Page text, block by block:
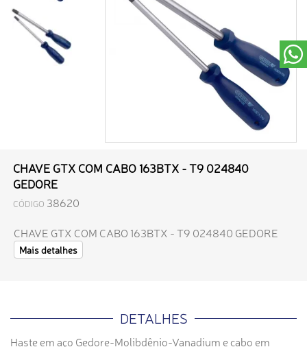
CHAVE GTX COM CABO 163BTX - T9 024840
GEDORE
CÓDIGO 38620
CHAVE GTX COM CABO 163BTX - T9 024840 GEDORE
Mais detalhes
DETALHES
Haste em aço Gedore-Molibdênio-Vanadium e cabo em